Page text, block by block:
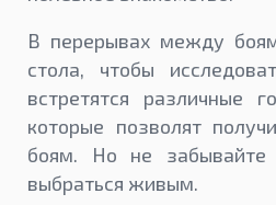
В перерывах между
стола, чтобы
встретятся различные
которые позволят
боям. Но не
выбраться живым.